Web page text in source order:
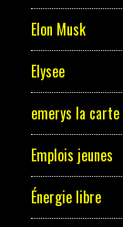
Elon Musk
Elysee
emerys la carte
Emplois jeunes
Énergie libre